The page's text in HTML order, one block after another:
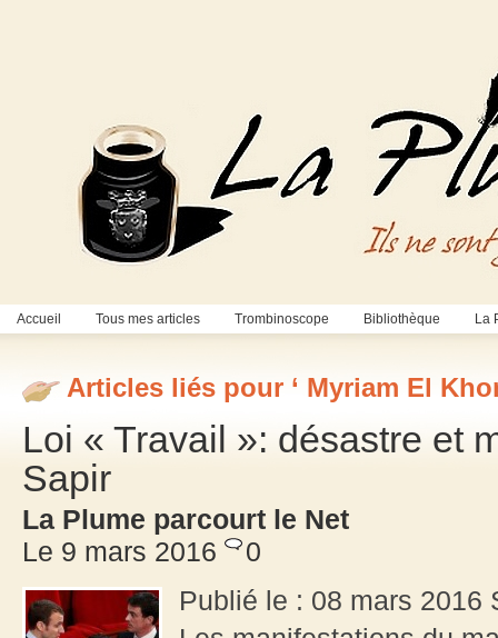
Accueil Tous mes articles Trombinoscope Bibliothèque La
Articles liés pour ‘ Myriam El
Loi « Travail »: désastre et
Sapir
La Plume parcourt le Net
Le 9 mars 2016
0
Publié le : 08 mars 2016